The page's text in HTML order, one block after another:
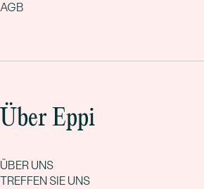
AGB
Über Eppi
ÜBER UNS
TREFFEN SIE UNS